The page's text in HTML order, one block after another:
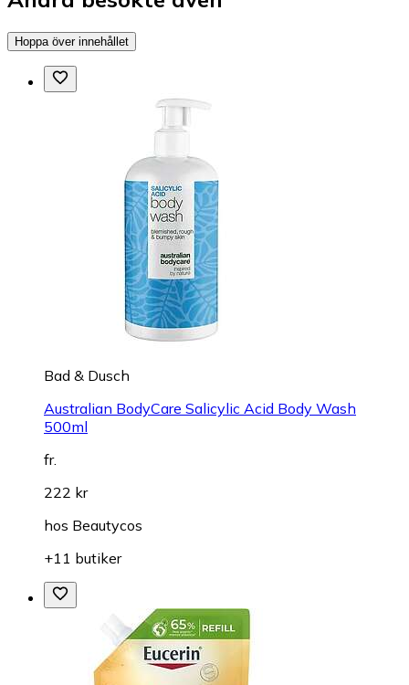
Hoppa över innehållet
Bad & Dusch
Australian BodyCare Salicylic Acid Body Wash
500ml
fr.
222 kr
hos Beautycos
+11 butiker